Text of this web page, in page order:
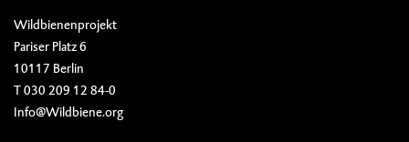
Wildbienenprojekt
Pariser Platz 6
10117 Berlin
T 030 209 12 84-0
Info@Wildbiene.org